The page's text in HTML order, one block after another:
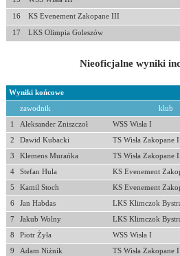
16 KS Evenement Zakopane III
17 LKS Olimpia Goleszów
Nieoficjalne wyniki
Wyniki końcowe
zawodnik klub
1 Aleksander Zniszczoł WSS Wisła I
2 Dawid Kubacki TS Wisła Zakopane I
3 Klemens Murańka TS Wisła Zakopane I
4 Stefan Hula KS Evenement
5 Kamil Stoch KS Evenement
6 Jan Habdas LKS Klimczok
7 Jakub Wolny LKS Klimczok
8 Piotr Żyła WSS Wisła I
9 Adam Niżnik TS Wisła Zakopane I